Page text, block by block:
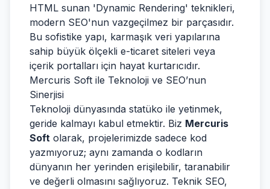
HTML sunan 'Dynamic Rendering' teknikleri,
modern SEO'nun vazgeçilmez bir parçasıdır.
Bu sofistike yapı, karmaşık veri yapılarına
sahip büyük ölçekli e-ticaret siteleri veya
içerik portalları için hayat kurtarıcıdır.
Mercuris Soft ile Teknoloji ve SEO’nun
Sinerjisi
Teknoloji dünyasında statüko ile yetinmek,
geride kalmayı kabul etmektir. Biz Mercuris
Soft olarak, projelerimizde sadece kod
yazmıyoruz; aynı zamanda o kodların
dünyanın her yerinden erişilebilir, taranabilir
ve değerli olmasını sağlıyoruz. Teknik SEO,